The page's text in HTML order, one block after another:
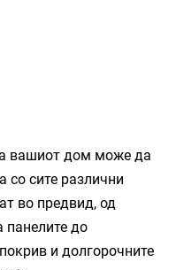
вашиот дом може да
со сите различни
во предвид, од
панелите до
и долгорочните